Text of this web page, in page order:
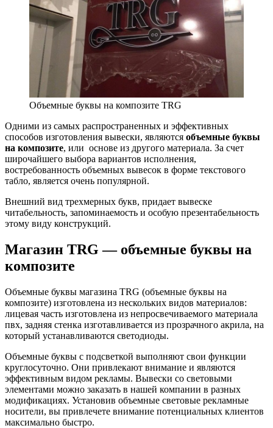
Объемные буквы на композите TRG
Одними из самых распространенных и эффективных
способов изготовления вывески, являются объемные буквы
на композите, или основе из другого материала. За счет
широчайшего выбора вариантов исполнения,
востребованность объемных вывесок в форме текстового
табло, является очень популярной.
Внешний вид трехмерных букв, придает вывеске
читабельность, запоминаемость и особую презентабельность
этому виду конструкций.
Магазин TRG — объемные буквы на
композите
Объемные буквы магазина TRG (объемные буквы на
композите) изготовлена из нескольких видов материалов:
лицевая часть изготовлена из непросвечиваемого материала
пвх, задняя стенка изготавливается из прозрачного акрила, на
который устанавливаются светодиоды.
Объемные буквы с подсветкой выполняют свои функции
круглосуточно. Они привлекают внимание и являются
эффективным видом рекламы. Вывески со световыми
элементами можно заказать в нашей компании в разных
модификациях. Установив объемные световые рекламные
носители, вы привлечете внимание потенциальных клиентов
максимально быстро.